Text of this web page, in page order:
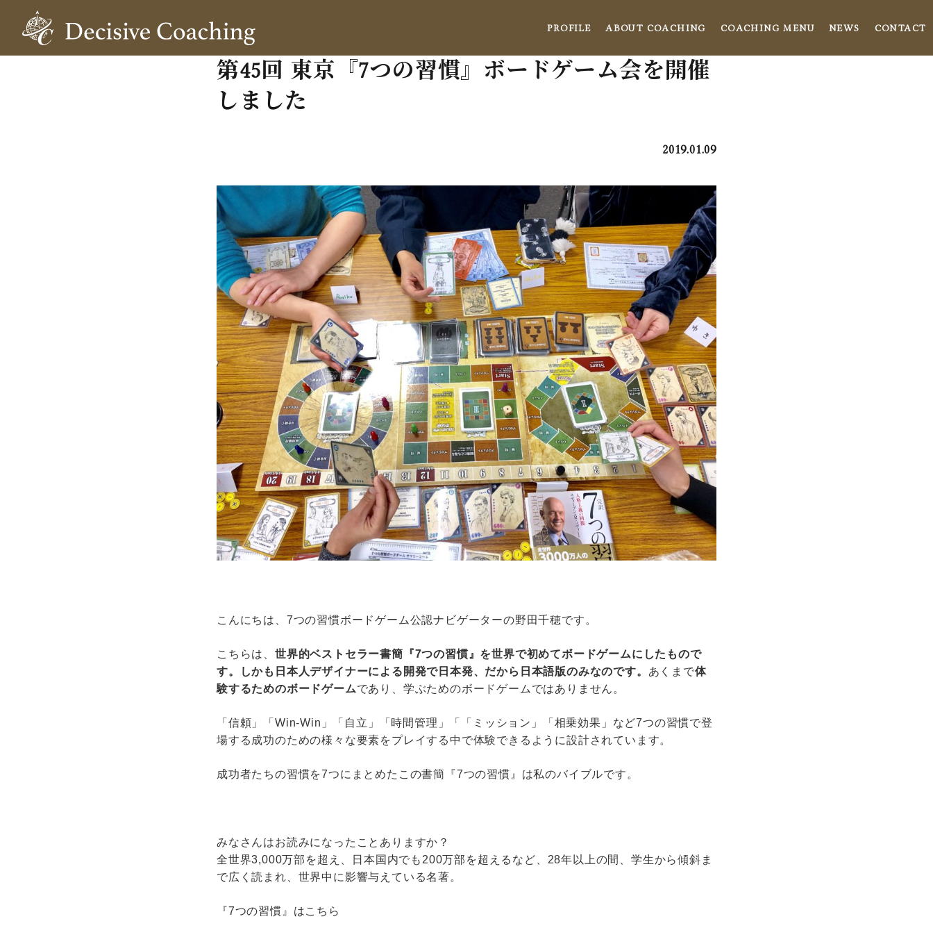
PROFILE ABOUT COACHING COACHING MENU NEWS CONTACT
第45回 東京『7つの習慣』ボードゲーム会を開催
しました
2019.01.09
こんにちは、7つの習慣ボードゲーム公認ナビゲーターの野田千穂です。
こちらは、 世界的ベストセラー書簡『7つの習慣』を世界で初めてボードゲームにしたもので
す。しかも日本人デザイナーによる開発で日本発、だから日本語版のみなのです。 あくまで体
験するためのボードゲームであり、学ぶためのボードゲームではありません。
「信頼」「Win-Win」「自立」「時間管理」「「ミッション」「相乗効果」など7つの習慣で登
場する成功のための様々な要素をプレイする中で体験できるように設計されています。
成功者たちの習慣を7つにまとめたこの書簡『7つの習慣』は私のバイブルです。
みなさんはお読みになったことありますか？
全世界3,000万部を超え、日本国内でも200万部を超えるなど、28年以上の間、学生から傾斜ま
で広く読まれ、世界中に影響与えている名著。
『7つの習慣』はこちら